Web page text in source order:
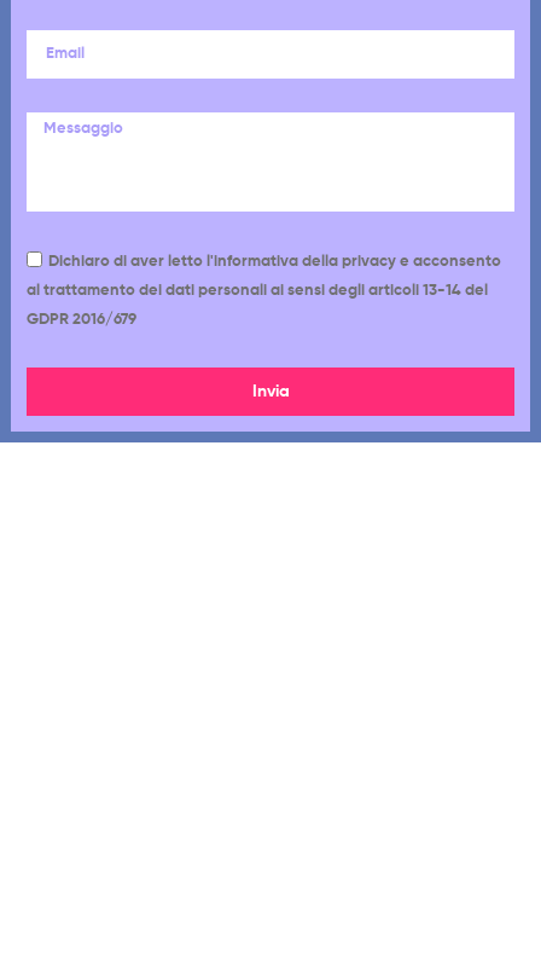
Dichiaro di aver letto l'informativa della privacy e acconsento
al trattamento dei dati personali ai sensi degli articoli 13-14 del
GDPR 2016/679
Invia